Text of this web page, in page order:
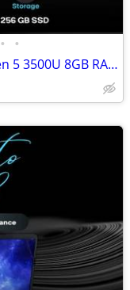
• •
Dell Inspiron 5585 Laptop AMD Ryzen 5 3500U 8GB RAM 256GB SSD Radeon V